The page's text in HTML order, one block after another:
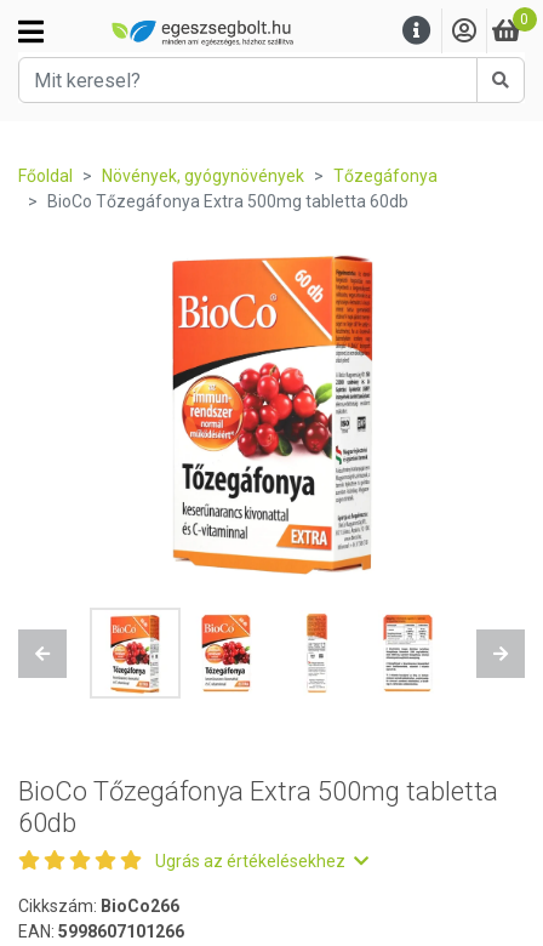
0
Főoldal Növények, gyógynövények
Tőzegáfonya
BioCo Tőzegáfonya Extra 500mg tabletta 60db
Previous Next
BioCo Tőzegáfonya Extra 500mg tabletta
60db
Ugrás az értékelésekhez
Cikkszám: BioCo266
EAN: 5998607101266